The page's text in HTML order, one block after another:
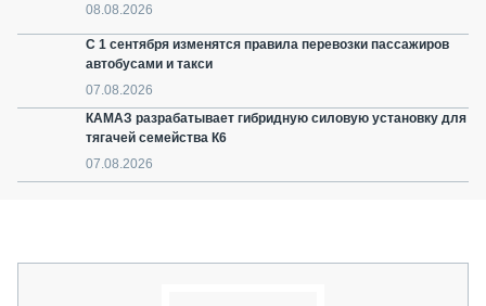
08.08.2026
С 1 сентября изменятся правила перевозки пассажиров
автобусами и такси
07.08.2026
КАМАЗ разрабатывает гибридную силовую установку для
тягачей семейства К6
07.08.2026